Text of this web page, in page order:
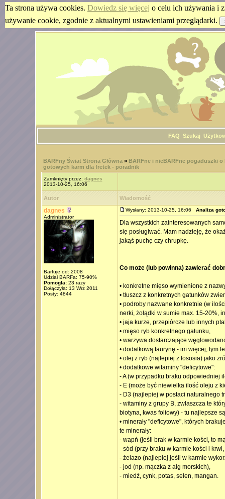
Ta strona używa cookies. Dowiedz się więcej o celu ich używania i
używanie cookie, zgodnie z aktualnymi ustawieniami przeglądarki.
FAQ Szukaj
BARFny Świat Strona Główna» BARFne i nieBARFne pogaduszki o
gotowych karm dla fretek - poradnik
Zamknięty przez: dagnes
2013-10-25, 16:06
Autor Wiadomość
dagnes
Administrator
Barfuje od: 2008
Udział BARFa: 75-90%
Pomogła:23 razy
Dołączyła: 13 Wrz 2011
Posty: 4844
Wysłany: 2013-10-25, 16:06 Analiza
Dla wszystkich zainteresowanych
się posługiwać. Mam nadzieję, że
jakąś puchę czy chrupkę.
Co może (lub powinna) zawierać
• konkretne mięso wymienione z
• tłuszcz z konkretnych gatunków
• podroby nazwane konkretnie (w
nerki, żołądki w sumie max. 15-20%,
• jaja kurze, przepiórcze lub innych
• mięso ryb konkretnego gatunku,
• warzywa dostarczające
• dodatkową taurynę - im więcej, tym
• olej z ryb (najlepiej z łososia) jako
• dodatkowe witaminy "deficytowe":
- A (w przypadku braku odpowiedniej
- E (może być niewielka ilość oleju z
- D3 (najlepiej w postaci naturalnego
- witaminy z grupy B, zwłaszcza te
biotyna, kwas foliowy) - tu najlepsze
• minerały "deficytowe", których
te minerały:
- wapń (jeśli brak w karmie kości, to
- sód (przy braku w karmie kości i
- żelazo (najlepiej jeśli w karmie
- jod (np. mączka z alg morskich),
- miedź, cynk, potas, selen, mangan.